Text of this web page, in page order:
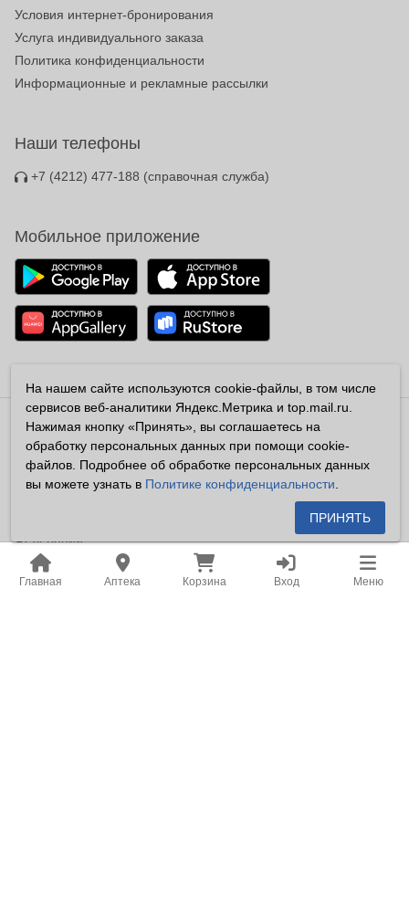
Главная Аптека Корзина Вход Меню
Условия интернет-бронирования
Услуга индивидуального заказа
Политика конфиденциальности
Информационные и рекламные рассылки
Наши телефоны
+7 (4212) 477-188 (справочная служба)
Мобильное приложение
Владелец сайта ООО «Аконит»
Все права защищены ©2026
Любая информация на сайте носит справочный характер и не
является публичной офертой, определяемой положениями
пункта 2 статьи 437 Гражданского кодекса Российской
Федерации.
Копирование и размещение на сторонних ресурсах
На нашем сайте используются cookie-файлы, в том числе
сервисов веб-аналитики Яндекс.Метрика и top.mail.ru.
Нажимая кнопку «Принять», вы соглашаетесь на
обработку персональных данных при помощи cookie-
файлов. Подробнее об обработке персональных данных
вы можете узнать в Политике конфиденциальности
ПРИНЯТЬ